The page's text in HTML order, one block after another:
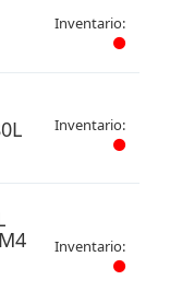
Inventario:
Inventario:
Inventario: